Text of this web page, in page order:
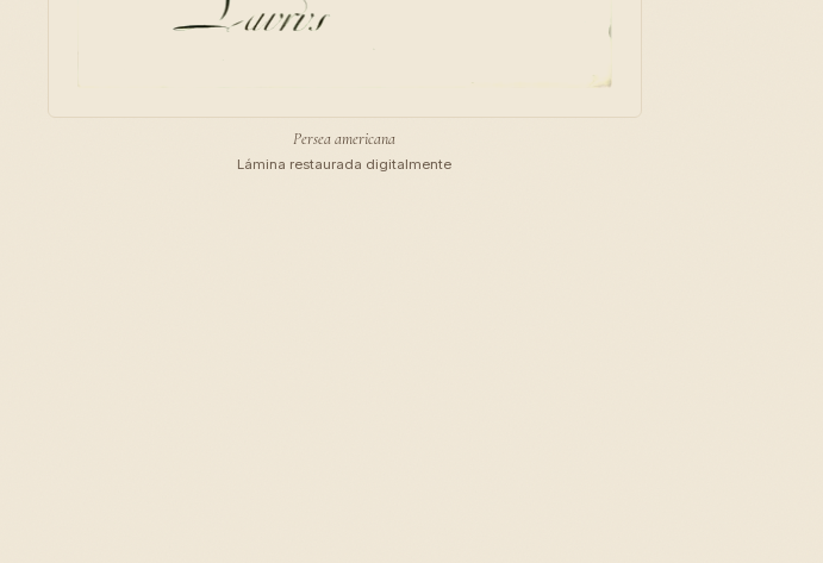
Persea americana
Lámina restaurada digitalmente